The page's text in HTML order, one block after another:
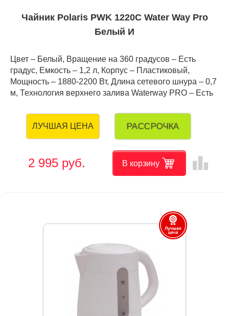
Чайник Polaris PWK 1220C Water Way Pro
Белый И
Цвет – Белый, Вращение на 360 градусов – Есть
градус, Емкость – 1,2 л, Корпус – Пластиковый,
Мощность – 1880-2200 Вт, Длина сетевого шнура – 0,7
м, Технология верхнего залива Waterway PRO – Есть
ЛУЧШАЯ ЦЕНА РАССРОЧКА
2 995 руб. В корзину leaderboard